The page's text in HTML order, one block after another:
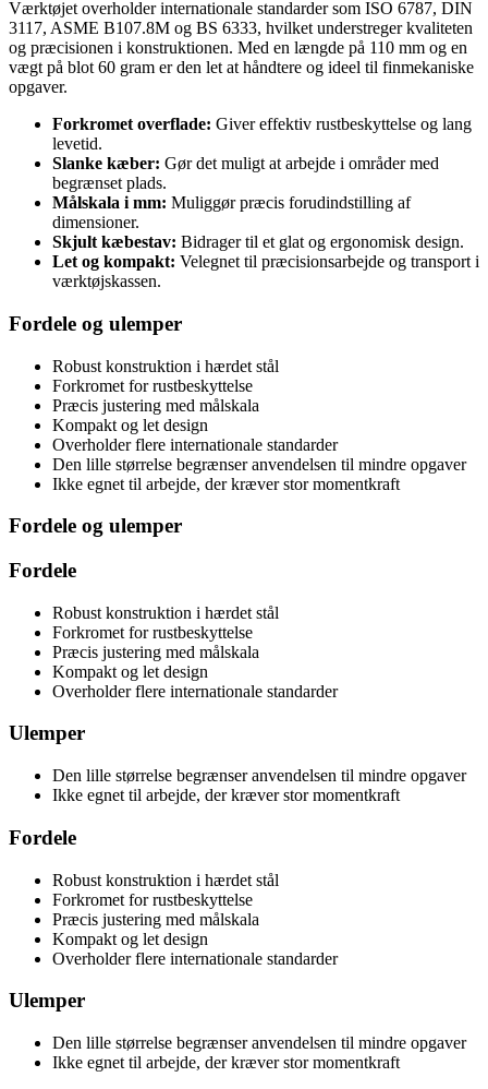
Værktøjet overholder internationale standarder som ISO 6787, DIN
3117, ASME B107.8M og BS 6333, hvilket understreger kvaliteten
og præcisionen i konstruktionen. Med en længde på 110 mm og en
vægt på blot 60 gram er den let at håndtere og ideel til finmekaniske
opgaver.
Forkromet overflade: Giver effektiv rustbeskyttelse og lang
levetid.
Slanke kæber: Gør det muligt at arbejde i områder med
begrænset plads.
Målskala i mm: Muliggør præcis forudindstilling af
dimensioner.
Skjult kæbestav: Bidrager til et glat og ergonomisk design.
Let og kompakt: Velegnet til præcisionsarbejde og transport i
værktøjskassen.
Fordele og ulemper
Robust konstruktion i hærdet stål
Forkromet for rustbeskyttelse
Præcis justering med målskala
Kompakt og let design
Overholder flere internationale standarder
Den lille størrelse begrænser anvendelsen til mindre opgaver
Ikke egnet til arbejde, der kræver stor momentkraft
Fordele og ulemper
Fordele
Robust konstruktion i hærdet stål
Forkromet for rustbeskyttelse
Præcis justering med målskala
Kompakt og let design
Overholder flere internationale standarder
Ulemper
Den lille størrelse begrænser anvendelsen til mindre opgaver
Ikke egnet til arbejde, der kræver stor momentkraft
Fordele
Robust konstruktion i hærdet stål
Forkromet for rustbeskyttelse
Præcis justering med målskala
Kompakt og let design
Overholder flere internationale standarder
Ulemper
Den lille størrelse begrænser anvendelsen til mindre opgaver
Ikke egnet til arbejde, der kræver stor momentkraft